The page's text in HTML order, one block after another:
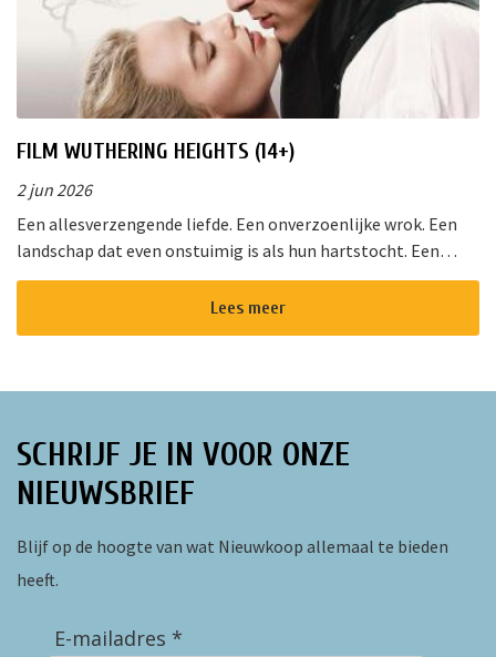
FILM WUTHERING HEIGHTS (14+)
2 jun 2026
Een allesverzengende liefde. Een onverzoenlijke wrok. Een
landschap dat even onstuimig is als hun hartstocht. Een
gedurfde en originele verfilming van de wereldberoemde
Lees meer
SCHRIJF JE IN VOOR ONZE
NIEUWSBRIEF
Blijf op de hoogte van wat Nieuwkoop allemaal te bieden
heeft.
E-mailadres *